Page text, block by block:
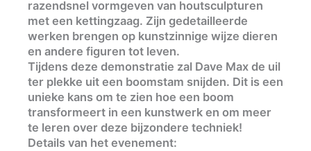
razendsnel vormgeven van houtsculpturen
met een kettingzaag. Zijn gedetailleerde
werken brengen op kunstzinnige wijze dieren
en andere figuren tot leven.
Tijdens deze demonstratie zal Dave Max de uil
ter plekke uit een boomstam snijden. Dit is een
unieke kans om te zien hoe een boom
transformeert in een kunstwerk en om meer
te leren over deze bijzondere techniek!
Details van het evenement: